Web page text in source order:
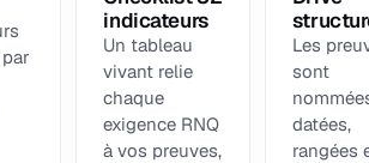
indicateurs
Un tableau
vivant relie
chaque
exigence RNQ
à vos preuves,
Les
sont
datées,
rangées